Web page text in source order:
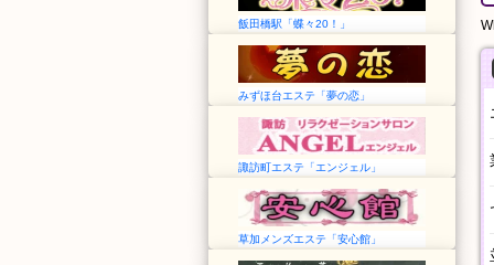
飯田橋駅「蝶々20！」
みずほ台エステ「夢の恋」
諏訪町エステ「エンジェル」
草加メンズエステ「安心館」